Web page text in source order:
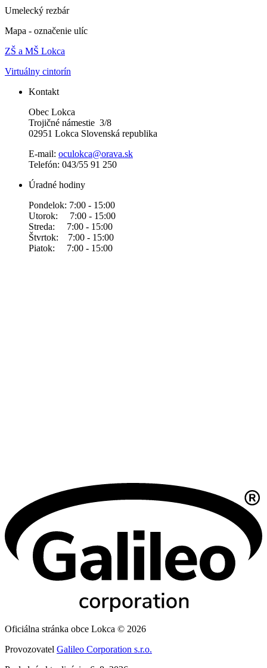
Umelecký rezbár
Mapa - označenie ulíc
ZŠ a MŠ Lokca
Virtuálny cintorín
Kontakt
Obec Lokca
Trojičné námestie 3/8
02951 Lokca Slovenská republika
E-mail: oculokca@orava.sk
Telefón: 043/55 91 250
Úradné hodiny
Pondelok: 7:00 - 15:00
Utorok: 7:00 - 15:00
Streda: 7:00 - 15:00
Štvrtok: 7:00 - 15:00
Piatok: 7:00 - 15:00
Oficiálna stránka obce Lokca © 2026
Provozovatel Galileo Corporation s.r.o.